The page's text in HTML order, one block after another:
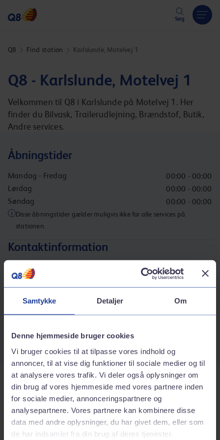
Samtykke Detaljer Om
Denne hjemmeside bruger cookies
Vi bruger cookies til at tilpasse vores indhold og
annoncer, til at vise dig funktioner til sociale medier og til
at analysere vores trafik. Vi deler også oplysninger om
din brug af vores hjemmeside med vores partnere inden
for sociale medier, annonceringspartnere og
analysepartnere. Vores partnere kan kombinere disse
data med andre oplysninger, du har givet dem, eller som
de har indsamlet fra din brug af deres tjenester.
Søg
Q8 Find station Karlslunde, Motelvej 1
Q8 - Karlslunde, Motelvej 1
Velkommen til Q8 i Karlslunde på Motelvej 1. Her
finder du Bilvask, Trailerudlejning, Brændstof, Butik,
Andre services.
Åbningstider
Mandag - Fredag
00:00 - 00:00
Lørdag
00:00 - 00:00
Søndag
00:00 - 00:00
Disse åbningstider gælder muligvis ikke for alle services på
stationen.
Kontaktinformation
Adresse
Motelvej 1
2690 Karlslunde
Rutebeskrivelse
56142944
Tjenester på stationen
Bilvask
Inkluderede services